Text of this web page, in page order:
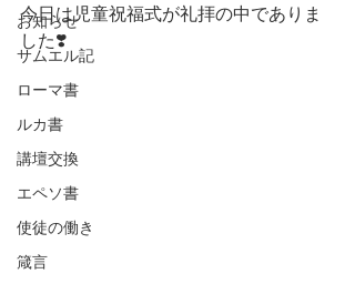
お知らせ
サムエル記
ローマ書
ルカ書
講壇交換
エペソ書
使徒の働き
箴言
今日は児童祝福式が礼拝の中でありま
した❣️